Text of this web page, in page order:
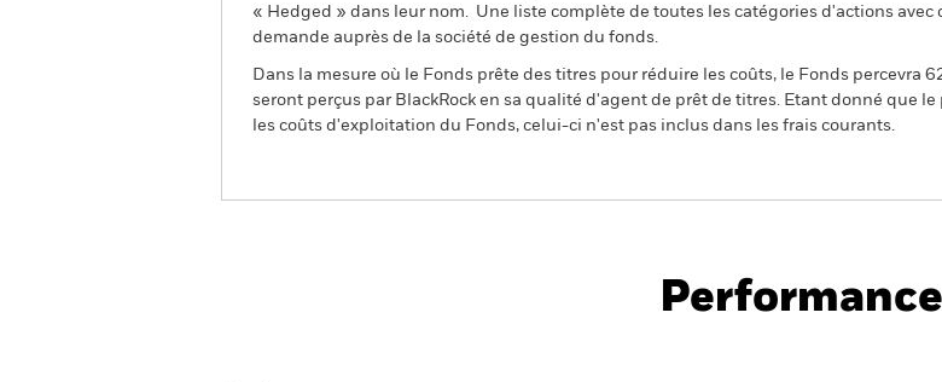
« Hedged » dans leur nom. Une liste complète de toutes les catégories d'actions
demande auprès de la société de gestion du fonds.
Dans la mesure où le Fonds prête des titres pour réduire les coûts, le Fonds percevra
seront perçus par BlackRock en sa qualité d'agent de prêt de titres. Etant donné que
les coûts d'exploitation du Fonds, celui-ci n'est pas inclus dans les frais courants.
Performance